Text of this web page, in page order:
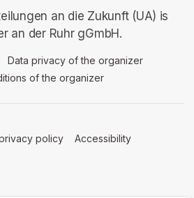
an die Zukunft (UA) is
an der Ruhr gGmbH.
(opens in a new tab)
Data privacy of the organizer
of the organizer
in a new tab)
policy (opens in a new tab)
Accessibility